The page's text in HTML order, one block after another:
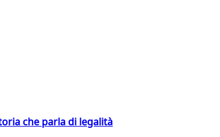
che parla di legalità